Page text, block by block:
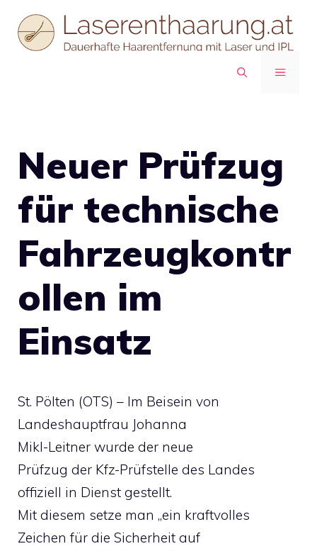
Inhalt
springen
MENÜ
Neuer Prüfzug
für technische
Fahrzeugkontr
ollen im
Einsatz
St. Pölten (OTS) – Im Beisein von
Landeshauptfrau Johanna
Mikl-Leitner wurde der neue
Prüfzug der Kfz-Prüfstelle des Landes
offiziell in Dienst gestellt.
Mit diesem setze man „ein kraftvolles
Zeichen für die Sicherheit auf